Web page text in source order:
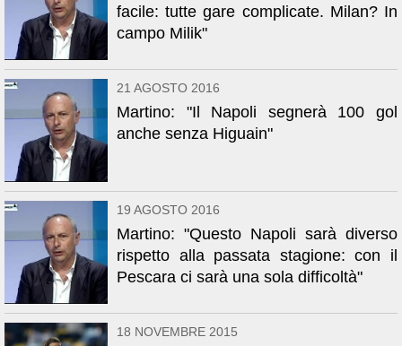
facile: tutte gare complicate. Milan? In
campo Milik"
21 AGOSTO 2016
Martino: "Il Napoli segnerà 100 gol
anche senza Higuain"
19 AGOSTO 2016
Martino: "Questo Napoli sarà diverso
rispetto alla passata stagione: con il
Pescara ci sarà una sola difficoltà"
18 NOVEMBRE 2015